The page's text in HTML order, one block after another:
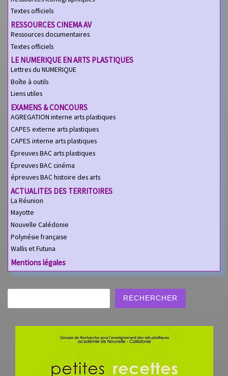
Textes officiels
RESSOURCES CINEMA AV
Ressources documentaires
Textes officiels
LE NUMERIQUE EN ARTS PLASTIQUES
Lettres du NUMERIQUE
Boîte à outils
Liens utiles
EXAMENS & CONCOURS
AGREGATION interne arts plastiques
CAPES externe arts plastiques
CAPES interne arts plastiques
Épreuves BAC arts plastiques
Épreuves BAC cinéma
épreuves BAC histoire des arts
ACTUALITES DES TERRITOIRES
La Réunion
Mayotte
Nouvelle Calédonie
Polynésie française
Wallis et Futuna
Mentions légales
RECHERCHER